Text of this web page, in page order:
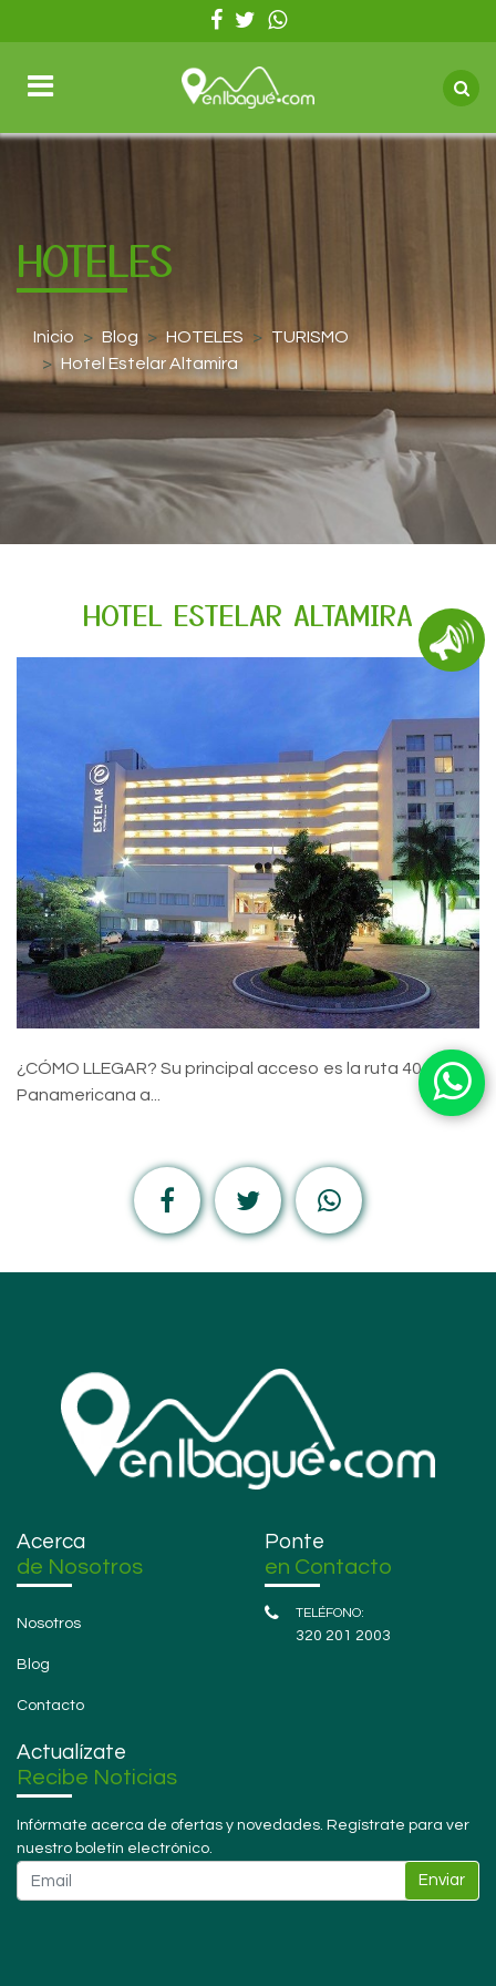
HOTELES
Inicio Blog HOTELES
TURISMO
Hotel Estelar Altamira
HOTEL ESTELAR ALTAMIRA
¿CÓMO LLEGAR? Su principal acceso es la ruta 40 o Ruta
Panamericana a...
Acerca
de Nosotros
Nosotros
Blog
Contacto
Ponte
en Contacto
320 201 2003
Actualízate
Recibe Noticias
Infórmate acerca de ofertas y novedades. Regístrate para ver
nuestro boletín electrónico.
Enviar